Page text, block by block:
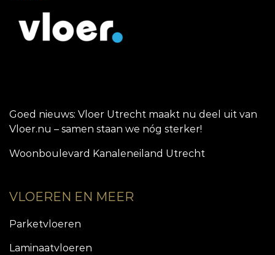
Goed nieuws: Vloer Utrecht maakt nu deel uit van
Vloer.nu – samen staan we nóg sterker!
Woonboulevard Kanaleneiland Utrecht
VLOEREN EN MEER
Parketvloeren
Laminaatvloeren